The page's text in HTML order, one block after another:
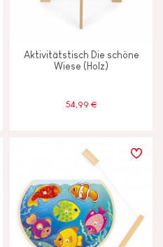
Aktivitätstisch Die schöne
Wiese (Holz)
54,99 €